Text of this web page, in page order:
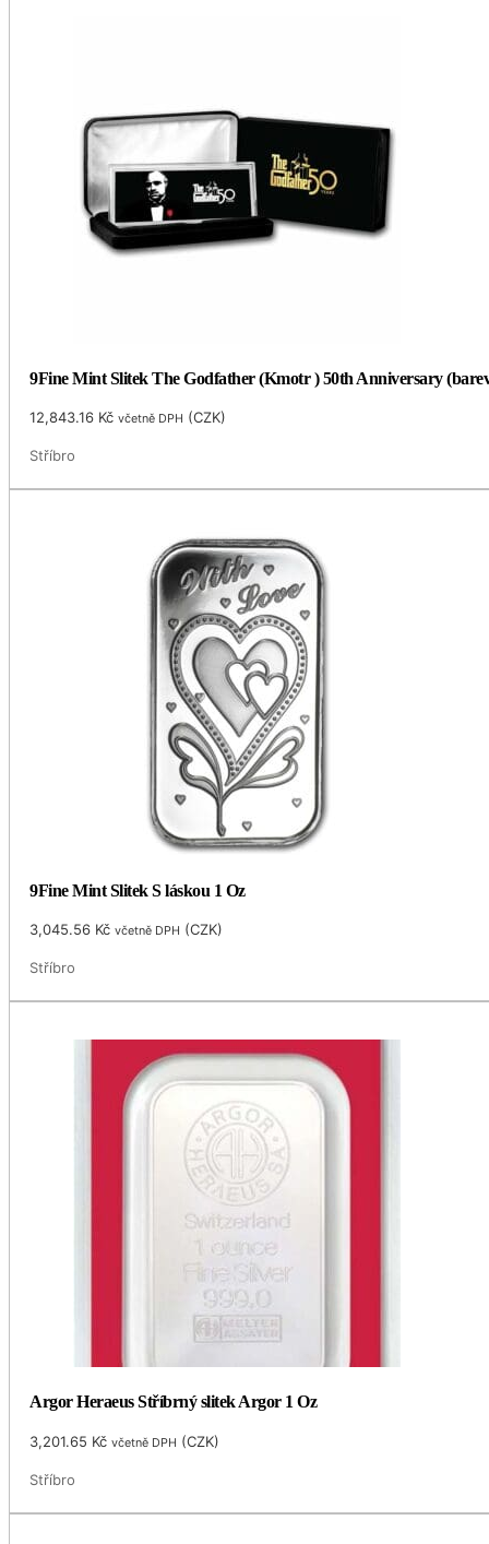
9Fine Mint Slitek The Godfather (Kmotr ) 50th Anniversary
12,843.16 Kč včetně DPH (CZK)
Stříbro
9Fine Mint Slitek S láskou 1 Oz
3,045.56 Kč včetně DPH (CZK)
Stříbro
Argor Heraeus Stříbrný slitek Argor 1 Oz
3,201.65 Kč včetně DPH (CZK)
Stříbro